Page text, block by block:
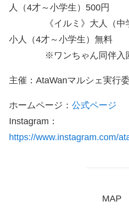
人（4才～小学生）500円
《イルミ》大人（中学
小人（4才～小学生）無料
※ワンちゃん同伴入園
主催：AtaWanマルシェ実行
ホームページ： 公式ページ
Instagram：
https://www.instagram.com/
MAP